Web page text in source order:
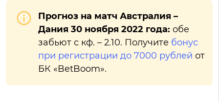
Прогноз на матч Австралия –
Дания 30 ноября 2022 года: обе
забьют с кф. – 2.10. Получите бонус
при регистрации до 7000 рублей от
БК «BetBoom».